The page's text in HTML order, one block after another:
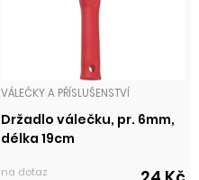
VÁLEČKY A PŘÍSLUŠENSTVÍ
Držadlo válečku, pr. 6mm,
délka 19cm
na dotaz